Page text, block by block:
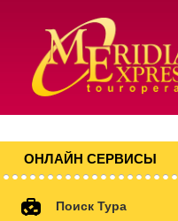
ОНЛАЙН СЕРВИСЫ
Поиск Тура